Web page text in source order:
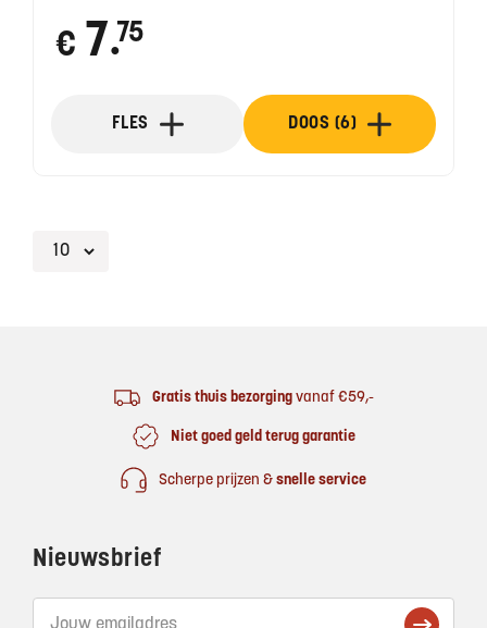
€ 7 ●
75
FLES DOOS (6)
Gratis thuis bezorgingvanaf €59,-
Niet goed geld terug garantie
Scherpe prijzen & snelle service
Nieuwsbrief